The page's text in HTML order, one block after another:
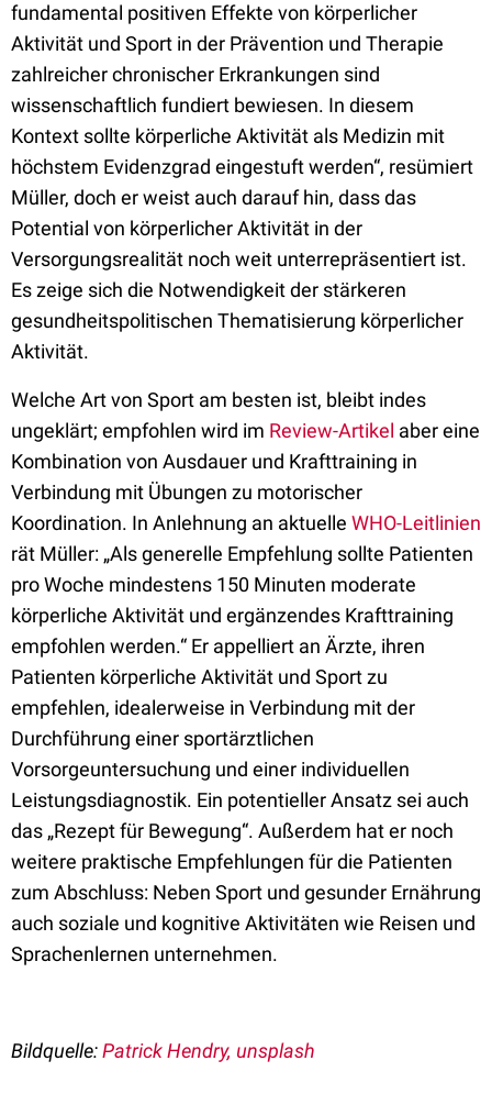
fundamental positiven Effekte von körperlicher
Aktivität und Sport in der Prävention und Therapie
zahlreicher chronischer Erkrankungen sind
wissenschaftlich fundiert bewiesen. In diesem
Kontext sollte körperliche Aktivität als Medizin mit
höchstem Evidenzgrad eingestuft werden“, resümiert
Müller, doch er weist auch darauf hin, dass das
Potential von körperlicher Aktivität in der
Versorgungsrealität noch weit unterrepräsentiert ist.
Es zeige sich die Notwendigkeit der stärkeren
gesundheitspolitischen Thematisierung körperlicher
Aktivität.
Welche Art von Sport am besten ist, bleibt indes
ungeklärt; empfohlen wird im Review-Artikel aber eine
Kombination von Ausdauer und Krafttraining in
Verbindung mit Übungen zu motorischer
Koordination. In Anlehnung an aktuelle WHO-Leitlinien
rät Müller: „Als generelle Empfehlung sollte Patienten
pro Woche mindestens 150 Minuten moderate
körperliche Aktivität und ergänzendes Krafttraining
empfohlen werden.“ Er appelliert an Ärzte, ihren
Patienten körperliche Aktivität und Sport zu
empfehlen, idealerweise in Verbindung mit der
Durchführung einer sportärztlichen
Vorsorgeuntersuchung und einer individuellen
Leistungsdiagnostik. Ein potentieller Ansatz sei auch
das „Rezept für Bewegung“. Außerdem hat er noch
weitere praktische Empfehlungen für die Patienten
zum Abschluss: Neben Sport und gesunder Ernährung
auch soziale und kognitive Aktivitäten wie Reisen und
Sprachenlernen unternehmen.
Bildquelle:Patrick Hendry, unsplash